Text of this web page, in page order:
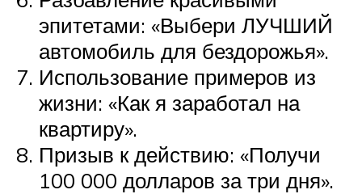
эпитетами: «Выбери ЛУЧШИЙ
автомобиль для бездорожья».
Использование примеров из
жизни: «Как я заработал на
квартиру».
Призыв к действию: «Получи
100 000 долларов за три дня».